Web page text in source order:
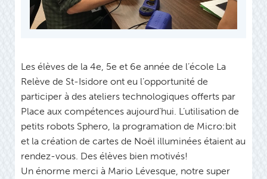
Les élèves de la 4e, 5e et 6e année de l’école La
Relève de St-Isidore ont eu l’opportunité de
participer à des ateliers technologiques offerts par
Place aux compétences aujourd’hui. L’utilisation de
petits robots Sphero, la programation de Micro:bit
et la création de cartes de Noël illuminées étaient au
rendez-vous. Des élèves bien motivés!
Un énorme merci à Mario Lévesque, notre super